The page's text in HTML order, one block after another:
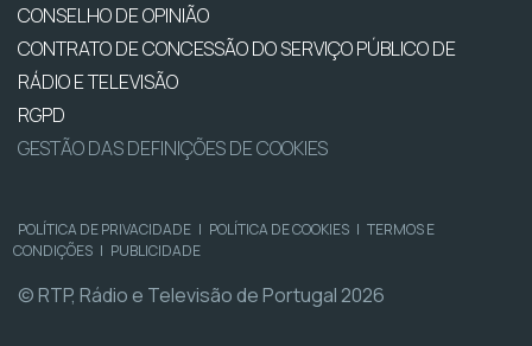
CONSELHO DE OPINIÃO
CONTRATO DE CONCESSÃO DO SERVIÇO PÚBLICO DE
RÁDIO E TELEVISÃO
RGPD
GESTÃO DAS DEFINIÇÕES DE COOKIES
POLÍTICA DE PRIVACIDADE | POLÍTICA DE COOKIES | TERMOS E
CONDIÇÕES | PUBLICIDADE
© RTP, Rádio e Televisão de Portugal 2026